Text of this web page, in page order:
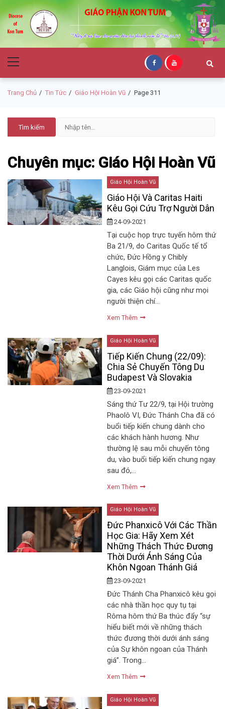
to
navigation
to
content
Giáo Phận Kon
Tum
Menu
Trang Chủ Tin Tức Giáo Hội Hoàn Vũ Page 311
Chuyên mục: Giáo Hội Hoàn Vũ
Giáo Hội Hoàn Vũ
Giáo Hội Và Caritas Haiti
Kêu Gọi Cứu Trợ Người Dân
24-09-2021
Tại cuộc họp trực tuyến hôm thứ
Ba 21/9, do Caritas Quốc tế tổ
chức, Đức Hồng y Chibly
Langlois, Giám mục của Les
Cayes kêu gọi các Caritas quốc
gia, các Giáo hội cũng như mọi
người thiện chí…
Xem Thêm
Giáo Hội Hoàn Vũ
Tiếp Kiến Chung (22/09):
Chia Sẻ Chuyến Tông Du
Budapest Và Slovakia
23-09-2021
Sáng thứ Tư 22/9, tại Hội trường
Phaolô VI, Đức Thánh Cha đã có
buổi tiếp kiến chung dành cho
các khách hành hương. Như
thường lệ sau mỗi chuyến tông
du, vào buổi tiếp kiến chung ngay
sau đó,…
Xem Thêm
Giáo Hội Hoàn Vũ
Đức Phanxicô Với Các Thần
Học Gia: Hãy Xem Xét
Những Thách Thức Đương
Thời Dưới Ánh Sáng Của
Khôn Ngoan Thánh Giá
23-09-2021
Đức Thánh Cha Phanxicô kêu gọi
các nhà thần học quy tụ tại
Rôma hôm thứ Ba thúc đẩy “sự
hiểu biết mới về những thách
thức đương thời dưới ánh sáng
của Sự khôn ngoan của Thánh
giá”. Trong…
Xem Thêm
Giáo Hội Hoàn Vũ